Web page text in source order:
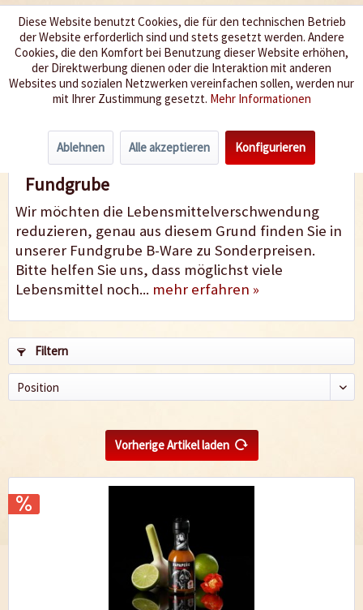
Wir würzen Ihr Leben
Menü
Fundgrube
Fundgrube
Wir möchten die Lebensmittelverschwendung
reduzieren, genau aus diesem Grund finden Sie in
unserer Fundgrube B-Ware zu Sonderpreisen.
Bitte helfen Sie uns, dass möglichst viele
Lebensmittel noch... mehr erfahren »
Filtern
Vorherige Artikel laden
Diese Website benutzt Cookies, die für den technischen Betrieb
der Website erforderlich sind und stets gesetzt werden. Andere
Cookies, die den Komfort bei Benutzung dieser Website erhöhen,
der Direktwerbung dienen oder die Interaktion mit anderen
Websites und sozialen Netzwerken vereinfachen sollen, werden nur
mit Ihrer Zustimmung gesetzt. Mehr Informationen
Ablehnen Alle akzeptieren Konfigurieren